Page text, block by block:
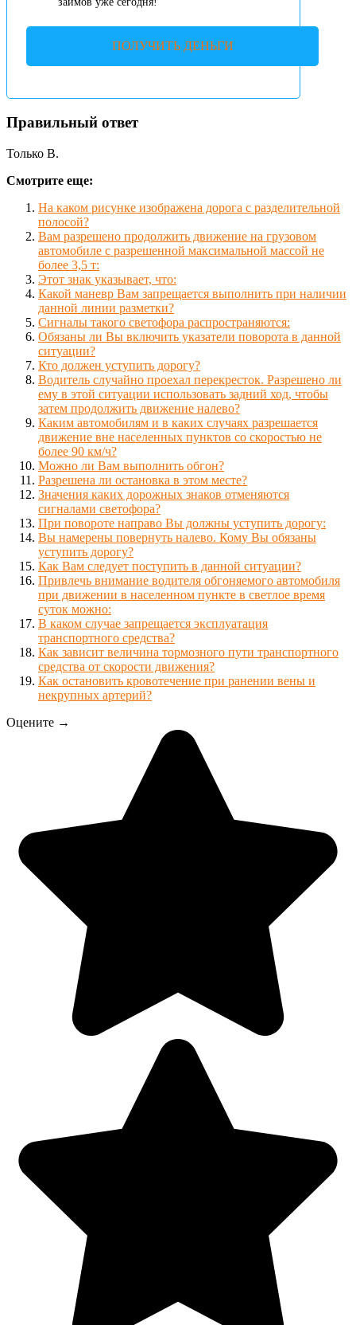
ПОЛУЧИТЬ ДЕНЬГИ
Правильный ответ
Только В.
Смотрите еще:
На каком рисунке изображена дорога с разделительной
полосой?
Вам разрешено продолжить движение на грузовом
автомобиле с разрешенной максимальной массой не
более 3,5 т:
Этот знак указывает, что:
Какой маневр Вам запрещается выполнить при наличии
данной линии разметки?
Сигналы такого светофора распространяются:
Обязаны ли Вы включить указатели поворота в данной
ситуации?
Кто должен уступить дорогу?
Водитель случайно проехал перекресток. Разрешено ли
ему в этой ситуации использовать задний ход, чтобы
затем продолжить движение налево?
Каким автомобилям и в каких случаях разрешается
движение вне населенных пунктов со скоростью не
более 90 км/ч?
Можно ли Вам выполнить обгон?
Разрешена ли остановка в этом месте?
Значения каких дорожных знаков отменяются
сигналами светофора?
При повороте направо Вы должны уступить дорогу:
Вы намерены повернуть налево. Кому Вы обязаны
уступить дорогу?
Как Вам следует поступить в данной ситуации?
Привлечь внимание водителя обгоняемого автомобиля
при движении в населенном пункте в светлое время
суток можно:
В каком случае запрещается эксплуатация
транспортного средства?
Как зависит величина тормозного пути транспортного
средства от скорости движения?
Как остановить кровотечение при ранении вены и
некрупных артерий?
Оцените →